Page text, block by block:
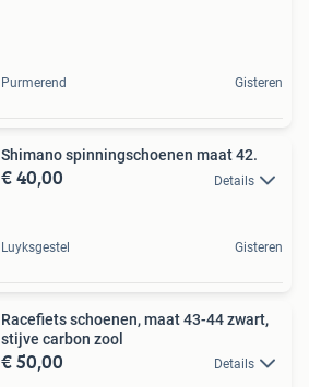
Purmerend Gisteren
Shimano spinningschoenen maat 42.
€ 40,00 Details
Luyksgestel Gisteren
Racefiets schoenen, maat 43-44 zwart,
stijve carbon zool
€ 50,00 Details